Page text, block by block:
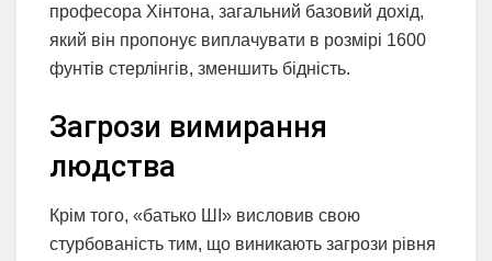
професора Хінтона, загальний базовий дохід,
який він пропонує виплачувати в розмірі 1600
фунтів стерлінгів, зменшить бідність.
Загрози вимирання
людства
Крім того, «батько ШІ» висловив свою
стурбованість тим, що виникають загрози рівня